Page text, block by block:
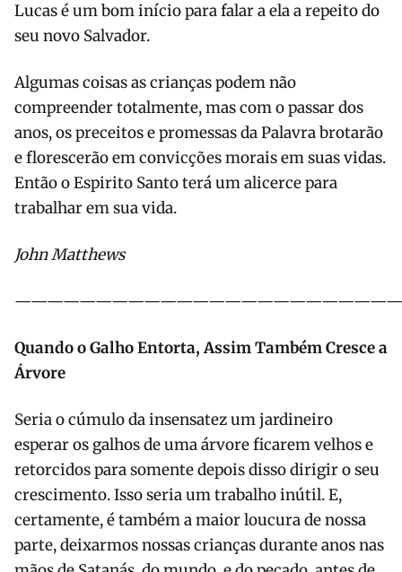
Lucas é um bom início para falar a ela a repeito do
seu novo Salvador.
Algumas coisas as crianças podem não
compreender totalmente, mas com o passar dos
anos, os preceitos e promessas da Palavra brotarão
e florescerão em convicções morais em suas vidas.
Então o Espirito Santo terá um alicerce para
trabalhar em sua vida.
John Matthews
Quando o Galho Entorta, Assim Também Cresce a
Árvore
Seria o cúmulo da insensatez um jardineiro
esperar os galhos de uma árvore ficarem velhos e
retorcidos para somente depois disso dirigir o seu
crescimento. Isso seria um trabalho inútil. E,
certamente, é também a maior loucura de nossa
parte, deixarmos nossas crianças durante anos nas